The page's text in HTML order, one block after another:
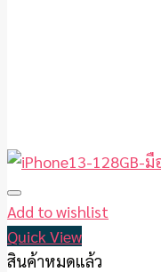
Add to wishlist
Quick View
สินค้าหมดแล้ว